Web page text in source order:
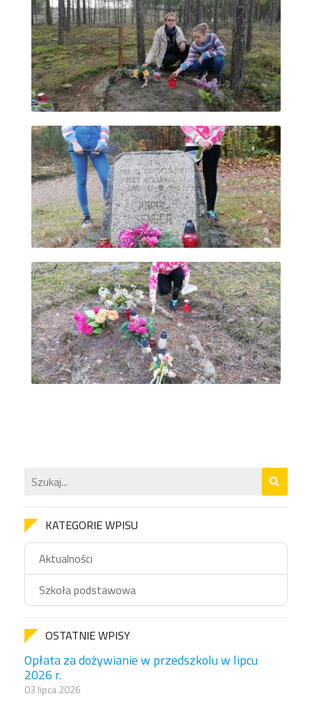
KATEGORIE WPISU
Aktualności
Szkoła podstawowa
OSTATNIE WPISY
Opłata za dożywianie w przedszkolu w lipcu
2026 r.
03 lipca 2026